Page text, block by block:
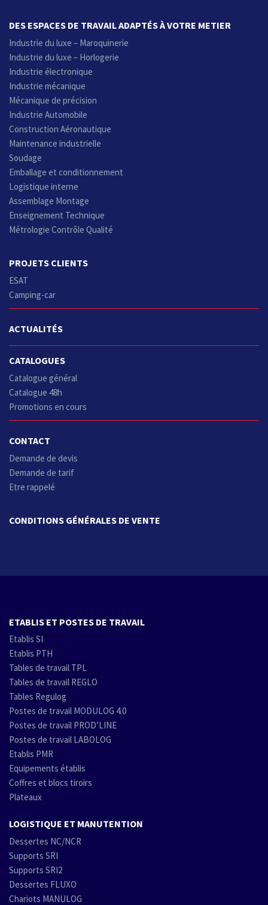
DES ESPACES DE TRAVAIL ADAPTÉS À VOTRE METIER
Industrie du luxe – Maroquinerie
Industrie du luxe – Horlogerie
Industrie électronique
Industrie mécanique
Mécanique de précision
Industrie Automobile
Construction Aéronautique
Maintenance industrielle
Soudage
Emballage et conditionnement
Logistique interne
Assemblage Montage
Enseignement Technique
Métrologie Contrôle Qualité
PROJETS CLIENTS
ESAT
Camping-car
ACTUALITÉS
CATALOGUES
Catalogue général
Catalogue 48h
Promotions en cours
CONTACT
Demande de devis
Demande de tarif
Etre rappelé
CONDITIONS GÉNÉRALES DE VENTE
ETABLIS ET POSTES DE TRAVAIL
Etablis SI
Etablis PTH
Tables de travail TPL
Tables de travail REGLO
Tables Regulog
Postes de travail MODULOG 4.0
Postes de travail PROD’LINE
Postes de travail LABOLOG
Etablis PMR
Equipements établis
Coffres et blocs tiroirs
Plateaux
LOGISTIQUE ET MANUTENTION
Dessertes NC/NCR
Supports SRI
Supports SRI2
Dessertes FLUXO
Chariots MANULOG